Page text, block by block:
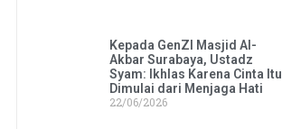
Kepada GenZI Masjid Al-
Akbar Surabaya, Ustadz
Syam: Ikhlas Karena Cinta Itu
Dimulai dari Menjaga Hati
22/06/2026